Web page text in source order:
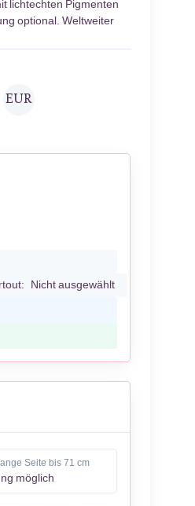
lichtechten Pigmenten
optional. Weltweiter
EUR
Nicht ausgewählt
Seite bis 71 cm
möglich